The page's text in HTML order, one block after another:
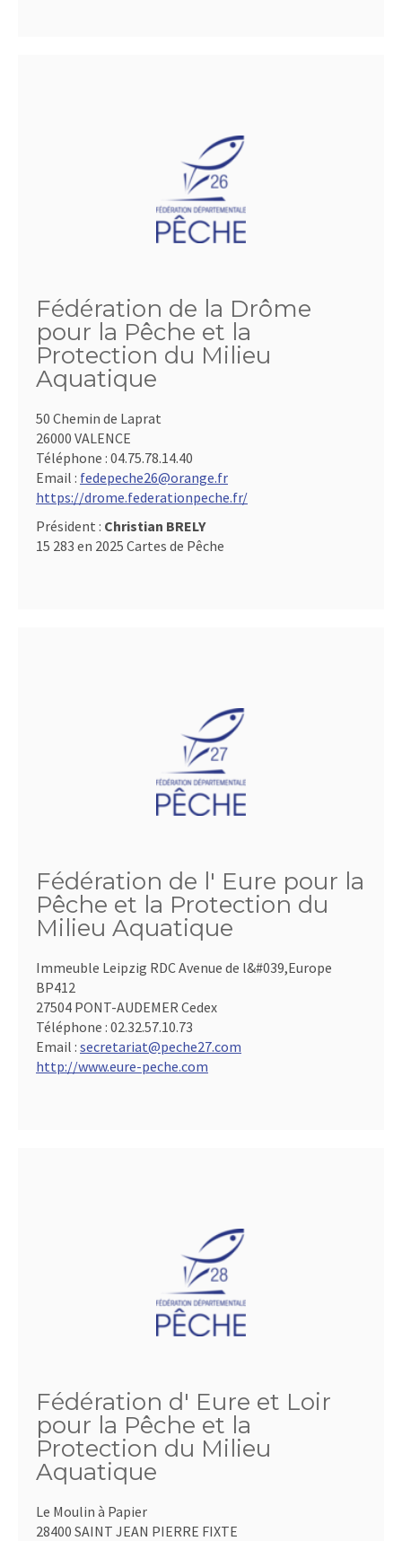
Fédération de la Drôme
pour la Pêche et la
Protection du Milieu
Aquatique
50 Chemin de Laprat
26000 VALENCE
Téléphone : 04.75.78.14.40
Email : fedepeche26@orange.fr
https://drome.federationpeche.fr/
Président : Christian BRELY
15 283 en 2025 Cartes de Pêche
Fédération de l' Eure pour la
Pêche et la Protection du
Milieu Aquatique
Immeuble Leipzig RDC Avenue de l&#039,Europe
BP412
27504 PONT-AUDEMER Cedex
Téléphone : 02.32.57.10.73
Email : secretariat@peche27.com
http://www.eure-peche.com
Fédération d' Eure et Loir
pour la Pêche et la
Protection du Milieu
Aquatique
Le Moulin à Papier
28400 SAINT JEAN PIERRE FIXTE